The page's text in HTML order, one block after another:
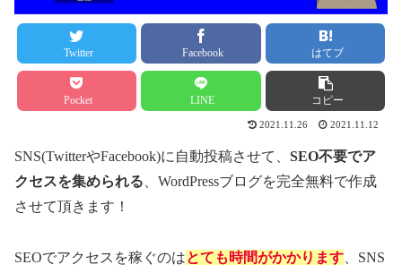
Twitter Facebook はてブ
Pocket LINE コピー
2021.11.26 2021.11.12
SNS(TwitterやFacebook)に自動投稿させて、 SEO不要でア
クセスを集められる 、WordPressブログを完全無料で作成
させて頂きます！
SEOでアクセスを稼ぐのはとても時間がかかります 、SNS